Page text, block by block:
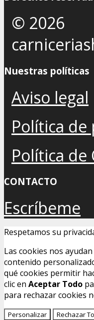
© 2026
Nuestras políticas
Aviso legal
Política de
Política de
CONTACTO
Escríbeme
Respetamos su
Las cookies nos
contenido
qué cookies permitir
clic en Aceptar Todo
para rechazar cookies
Personalizar Rechazar